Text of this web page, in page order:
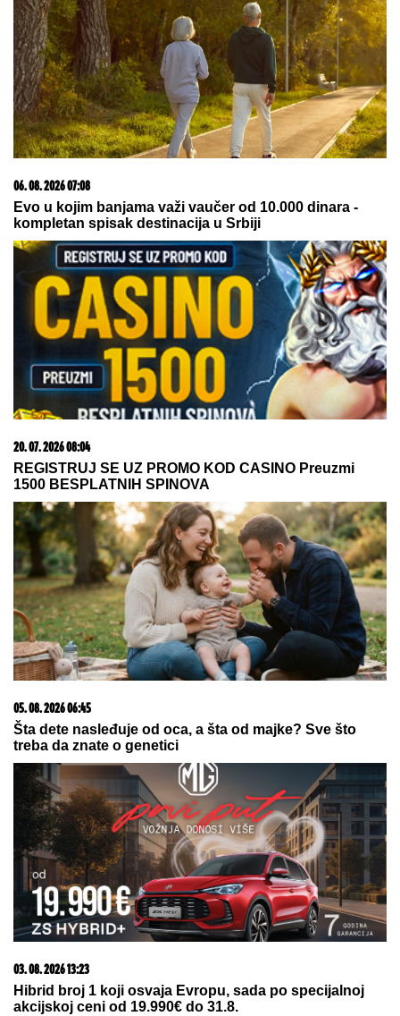
oglasila se i otkrila šta se dešava
nakon haosa sa Terzom
Ovako su SESTRE AHMIĆ izgledale
pre svih OPERACIJA! Isplivala
njihova fotografija iz noćnog
provoda, ZIFT CRNE KOSE, niko ne
bi rekao da su OVO ONE! (FOTO)
Ovo izgleda PORODIČNA KUĆA Jovane Jeremić na
Ibarskoj magistrali: Ovde je živela sa roditeljima,
BILI POZNATI PO JEDNOJ STVARI!
DETONACIJA NA MALOM
KALEMEGDANU!"Delije" u transu -
Ceca o tome ne želi da govori:
Ovako je Anastasija prekinula
porodičnu tradiciju dugu 30 godina,
donela je odluku i stavila tačku!
"ŽELIM BEBU"Jelena Gavrilović progovorila o
svadbi, renoviranju kuće, zašto je pristala na rijaliti i
obnaživanje: "Išla sam roditeljima da kažem da
odustajem"
MITROVIĆI U PUNOM SASTAVU:
Milica pokazala kakav odnos ima sa
Željkovom UNUKOM EMOM - mnogi
ovo nisu očekivali! (FOTO)
KRVAVI EVRIDok su Milica i Marko
radila JEDNU stvar! (FOTO, VIDEO)